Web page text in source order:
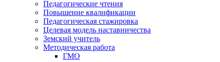
Педагогические чтения
Повышение квалификации
Педагогическая стажировка
Целевая модель наставничества
Земский учитель
Методическая работа
ГМО